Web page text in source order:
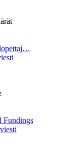
Fundings